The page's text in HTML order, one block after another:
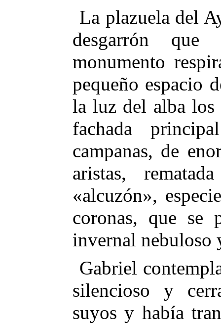
La plazuela del
desgarrón
monumento
pequeño espacio
la luz del alba los
fachada
campanas, de
aristas,
«alcuzón»,
coronas, que se
invernal nebuloso
Gabriel
silencioso y
suyos y había